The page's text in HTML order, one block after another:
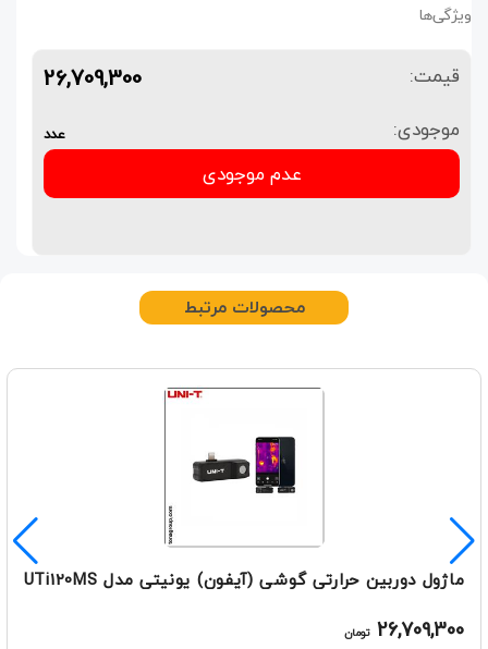
ویژگی‌ها
قیمت: 26,709,300
موجودی: عدد
عدم موجودی
محصولات مرتبط
ماژول دوربین حرارتی گوشی (آیفون) یونیتی مدل UTi120MS
26,709,300 تومان